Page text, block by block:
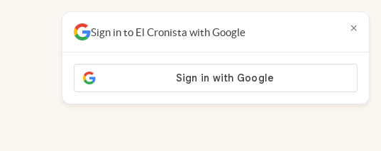
Sign in to El Cronista with Google ×